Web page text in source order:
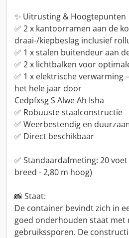
✨ Uitrusting & Hoogtepunten
✅ 2 x kantoorramen aan de
draai-/kiepbeslag inclusief
✅ 1 x stalen buitendeur aan
✅ 2 x lichtbalken voor
✅ 1 x elektrische verwarming
het hele jaar door
Cedpfxsg S Alwe Ah Isha
✅ Robuuste staalconstructie
✅ Weerbestendig en
✅ Direct beschikbaar
✅ Standaardafmeting: 20
breed - 2,80 m hoog)
📸 Staat:
De container bevindt zich in
goed onderhouden staat met
gebruikssporen. De